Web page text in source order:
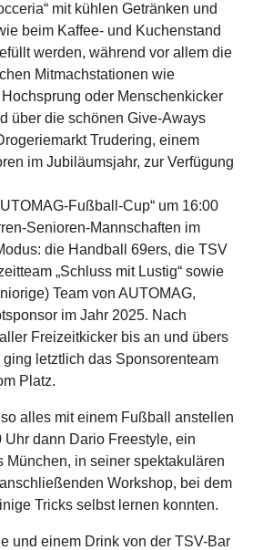
mit kühlen Getränken und
beim Kaffee- und Kuchenstand
werden, während vor allem die
Mitmachstationen wie
oder Menschenkicker
über die schönen Give-Aways
Trudering, einem
im Jubiläumsjahr, zur Verfügung
Fußball-Cup“ um 16:00
Senioren-Mannschaften im
die Handball 69ers, die TSV
„Schluss mit Lustig“ sowie
Team von AUTOMAG,
im Jahr 2025. Nach
Freizeitkicker bis an und übers
letztlich das Sponsorenteam
Platz.
alles mit einem Fußball anstellen
Uhr dann Dario Freestyle, ein
München, in seiner spektakulären
Workshop, bei dem
Tricks selbst lernen konnten.
und einem Drink von der TSV-Bar